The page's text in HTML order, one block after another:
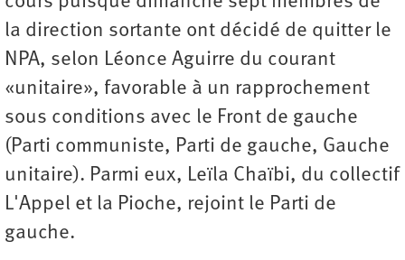
la direction sortante ont décidé de quitter le
NPA, selon Léonce Aguirre du courant
«unitaire», favorable à un rapprochement
sous conditions avec le Front de gauche
(Parti communiste, Parti de gauche, Gauche
unitaire). Parmi eux, Leïla Chaïbi, du collectif
L'Appel et la Pioche, rejoint le Parti de
gauche.